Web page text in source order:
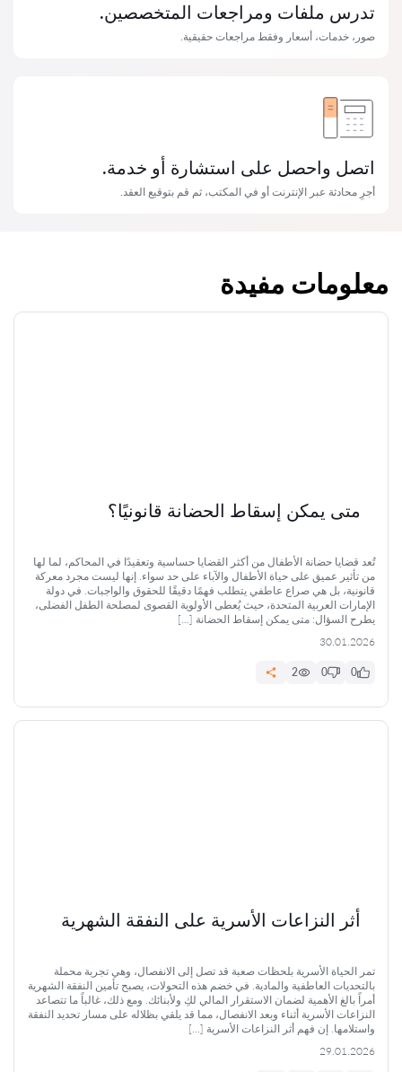
تدرس ملفات ومراجعات المتخصصين.
صور، خدمات، أسعار وفقط مراجعات حقيقية.
اتصل واحصل على استشارة أو خدمة.
أجرِ محادثة عبر الإنترنت أو في المكتب، ثم قم بتوقيع العقد.
معلومات مفيدة
متى يمكن إسقاط الحضانة قانونيًا؟
تُعد قضايا حضانة الأطفال من أكثر القضايا حساسية وتعقيدًا في المحاكم، لما لها
من تأثير عميق على حياة الأطفال والآباء على حد سواء. إنها ليست مجرد معركة
قانونية، بل هي صراع عاطفي يتطلب فهمًا دقيقًا للحقوق والواجبات. في دولة
الإمارات العربية المتحدة، حيث يُعطى الأولوية القصوى لمصلحة الطفل الفضلى،
يطرح السؤال: متى يمكن إسقاط الحضانة […]
30.01.2026
0
0
2
أثر النزاعات الأسرية على النفقة الشهرية
تمر الحياة الأسرية بلحظات صعبة قد تصل إلى الانفصال، وهي تجربة محملة
بالتحديات العاطفية والمادية. في خضم هذه التحولات، يصبح تأمين النفقة الشهرية
أمراً بالغ الأهمية لضمان الاستقرار المالي لكِ ولأبنائك. ومع ذلك، غالباً ما تتصاعد
النزاعات الأسرية أثناء وبعد الانفصال، مما قد يلقي بظلاله على مسار تحديد النفقة
واستلامها. إن فهم أثر النزاعات الأسرية […]
29.01.2026